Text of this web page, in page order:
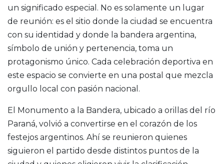
un significado especial. No es solamente un lugar
de reunión: es el sitio donde la ciudad se encuentra
con su identidad y donde la bandera argentina,
símbolo de unión y pertenencia, toma un
protagonismo único. Cada celebración deportiva en
este espacio se convierte en una postal que mezcla
orgullo local con pasión nacional.
El Monumento a la Bandera, ubicado a orillas del río
Paraná, volvió a convertirse en el corazón de los
festejos argentinos. Ahí se reunieron quienes
siguieron el partido desde distintos puntos de la